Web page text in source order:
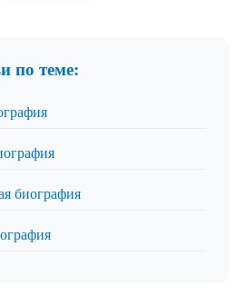
по теме:
биография